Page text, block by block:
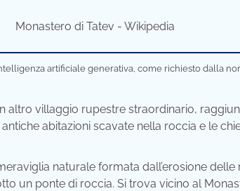
artificiale generativa, come richiesto dalla
altro villaggio rupestre straordinario,
abitazioni scavate nella roccia e le
naturale formata dall’erosione
un ponte di roccia. Si trova vicino al